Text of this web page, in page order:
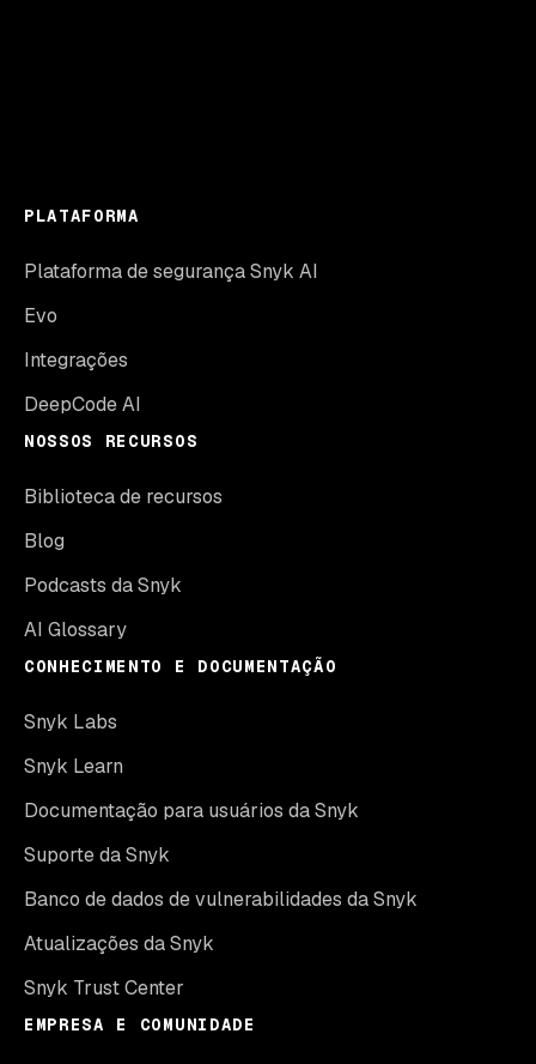
PLATAFORMA
Plataforma de segurança Snyk AI
Evo
Integrações
DeepCode AI
NOSSOS RECURSOS
Biblioteca de recursos
Blog
Podcasts da Snyk
AI Glossary
CONHECIMENTO E DOCUMENTAÇÃO
Snyk Labs
Snyk Learn
Documentação para usuários da Snyk
Suporte da Snyk
Banco de dados de vulnerabilidades da Snyk
Atualizações da Snyk
Snyk Trust Center
EMPRESA E COMUNIDADE